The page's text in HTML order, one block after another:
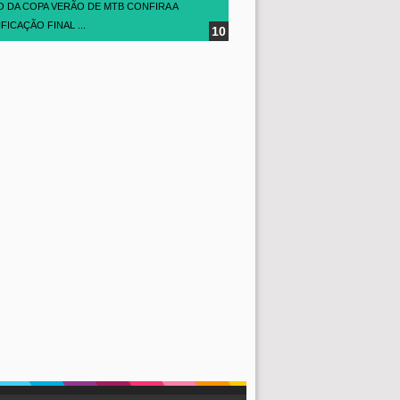
DA COPA VERÃO DE MTB CONFIRA A
FINAL ...